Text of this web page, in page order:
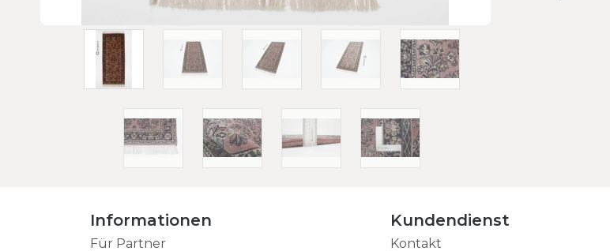
Informationen
Für Partner
Kundendienst
Kontakt